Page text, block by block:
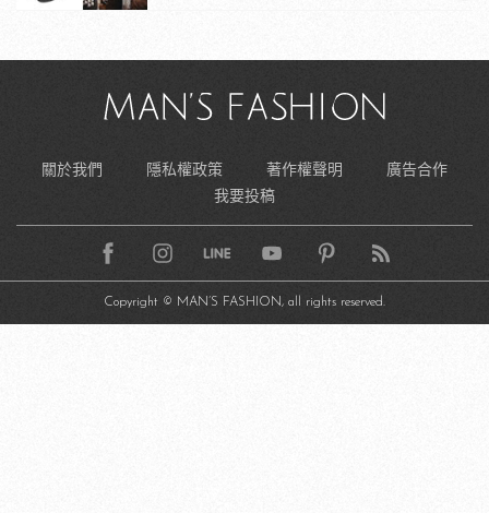
關於我們 隱私權政策 著作權聲明
廣告合作
我要投稿
Copyright © MAN’S FASHION, all rights reserved.